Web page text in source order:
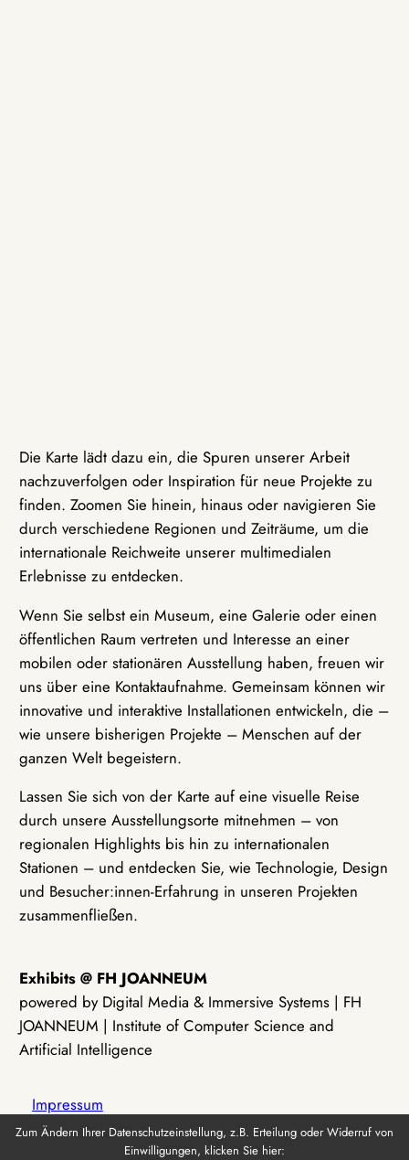
Die Karte lädt dazu ein, die Spuren unserer Arbeit
nachzuverfolgen oder Inspiration für neue Projekte zu
finden. Zoomen Sie hinein, hinaus oder navigieren Sie
durch verschiedene Regionen und Zeiträume, um die
internationale Reichweite unserer multimedialen
Erlebnisse zu entdecken.
Wenn Sie selbst ein Museum, eine Galerie oder einen
öffentlichen Raum vertreten und Interesse an einer
mobilen oder stationären Ausstellung haben, freuen wir
uns über eine Kontaktaufnahme. Gemeinsam können wir
innovative und interaktive Installationen entwickeln, die –
wie unsere bisherigen Projekte – Menschen auf der
ganzen Welt begeistern.
Lassen Sie sich von der Karte auf eine visuelle Reise
durch unsere Ausstellungsorte mitnehmen – von
regionalen Highlights bis hin zu internationalen
Stationen – und entdecken Sie, wie Technologie, Design
und Besucher:innen-Erfahrung in unseren Projekten
zusammenfließen.
Exhibits @ FH JOANNEUM
powered by Digital Media & Immersive Systems | FH
JOANNEUM | Institute of Computer Science and
Artificial Intelligence
Impressum
Zum Ändern Ihrer Datenschutzeinstellung, z.B. Erteilung oder Widerruf von
Einwilligungen, klicken Sie hier: